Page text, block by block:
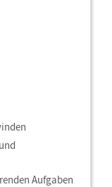
Aufgaben